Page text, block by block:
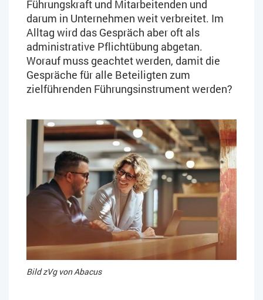
Führungskraft und Mitarbeitenden und
darum in Unternehmen weit verbreitet. Im
Alltag wird das Gespräch aber oft als
administrative Pflichtübung abgetan.
Worauf muss geachtet werden, damit die
Gespräche für alle Beteiligten zum
zielführenden Führungsinstrument werden?
Bild zVg von Abacus